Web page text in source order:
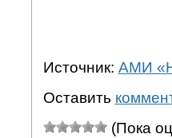
Источник: АМИ
Оставить
(Пока